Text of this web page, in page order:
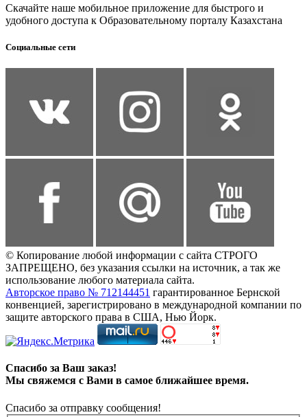
Скачайте наше мобильное приложение для быстрого и
удобного доступа к Образовательному порталу Казахстана
Социальные сети
© Копирование любой информации с сайта СТРОГО
ЗАПРЕЩЕНО, без указания ссылки на источник, а так же
использование любого материала сайта.
Авторское право № 712144451 гарантированное Бернской
конвенцией, зарегистрировано в международной компании по
защите авторского права в США, Нью Йорк.
Спасибо за Ваш заказ!
Мы свяжемся с Вами в самое ближайшее время.
Спасибо за отправку сообщения!